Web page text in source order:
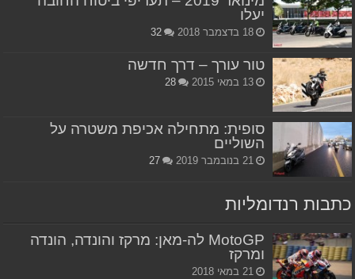
יעלו
18 בדצמבר 2018 32
טור עורך – דרך חדשה
13 במאי 2015 28
סופית: מתחילה אכיפת משטרה על
השוליים
21 בנובמבר 2019 27
כתבות רנדומליות
MotoGP לה-מאן: מרקז והונדה, הונדה
ומרקז
21 במאי 2018